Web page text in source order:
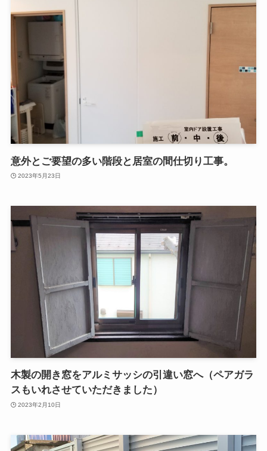
意外とご要望の多い階段と居室の間仕切り工事。
2023年5月23日
木製の開き窓をアルミサッシの引違い窓へ（ペアガラ
スもいれさせていただきました）
2023年2月10日